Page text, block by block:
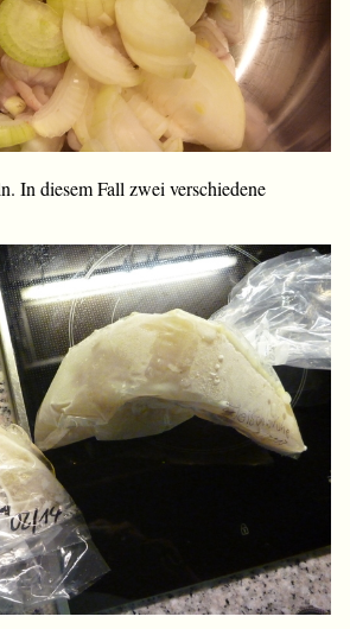
In diesem Fall zwei verschiedene